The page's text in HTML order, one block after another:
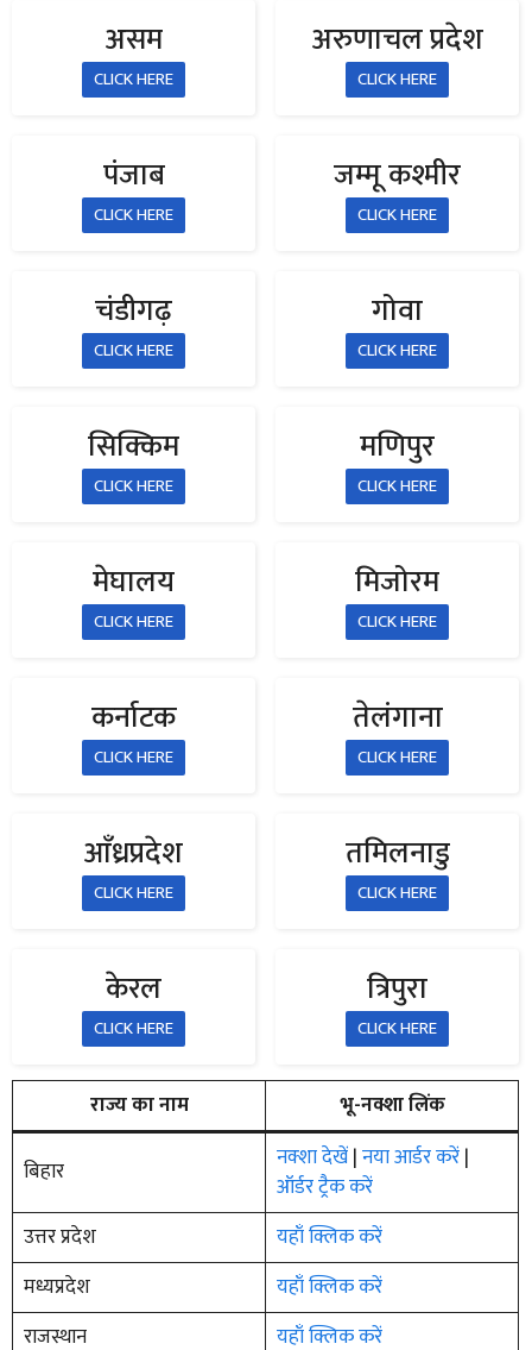
असम
CLICK HERE
अरुणाचल प्रदेश
CLICK HERE
पंजाब
CLICK HERE
जम्मू कश्मीर
CLICK HERE
चंडीगढ़
CLICK HERE
गोवा
CLICK HERE
सिक्किम
CLICK HERE
मणिपुर
CLICK HERE
मेघालय
CLICK HERE
मिजोरम
CLICK HERE
कर्नाटक
CLICK HERE
तेलंगाना
CLICK HERE
आँध्रप्रदेश
CLICK HERE
तमिलनाडु
CLICK HERE
केरल
CLICK HERE
त्रिपुरा
CLICK HERE
राज्य का नाम
भू-नक्शा लिंक
बिहार
नक्शा देखें|नया आर्डर करें|
ऑर्डर ट्रैक करें
उत्तर प्रदेश
यहाँ क्लिक करें
मध्यप्रदेश
यहाँ क्लिक करें
राजस्थान
यहाँ क्लिक करें